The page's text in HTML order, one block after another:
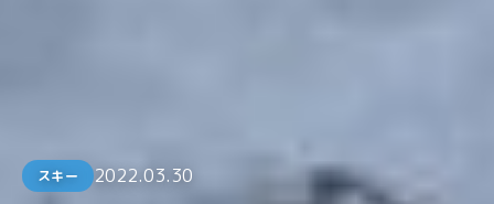
スキー 2022.03.30